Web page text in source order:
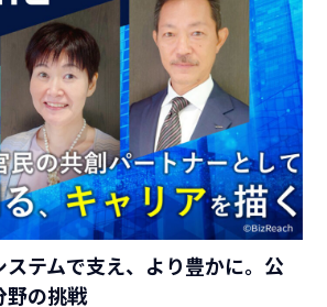
テムで支え、より豊かに。公
野の挑戦